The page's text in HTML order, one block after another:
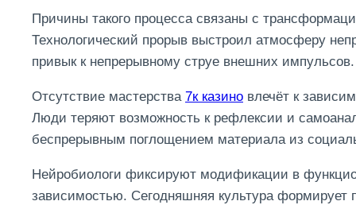
Причины такого процесса связаны с
Технологический прорыв выстроил атмосферу
привык к непрерывному струе внешних импульсов.
Отсутствие мастерства 7к казино влечёт к
Люди теряют возможность к рефлексии и
беспрерывным поглощением материала из
Нейробиологи фиксируют модификации в
зависимостью. Сегодняшняя культура формирует